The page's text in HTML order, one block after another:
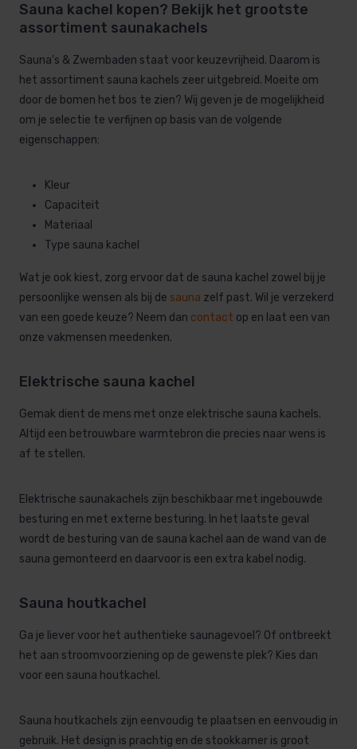
Sauna kachel kopen? Bekijk het grootste
assortiment saunakachels
Sauna’s & Zwembaden staat voor keuzevrijheid. Daarom is
het assortiment sauna kachels zeer uitgebreid. Moeite om
door de bomen het bos te zien? Wij geven je de mogelijkheid
om je selectie te verfijnen op basis van de volgende
eigenschappen:
Kleur
Capaciteit
Materiaal
Type sauna kachel
Wat je ook kiest, zorg ervoor dat de sauna kachel zowel bij je
persoonlijke wensen als bij de sauna zelf past. Wil je verzekerd
van een goede keuze? Neem dan contact op en laat een van
onze vakmensen meedenken.
Elektrische sauna kachel
Gemak dient de mens met onze elektrische sauna kachels.
Altijd een betrouwbare warmtebron die precies naar wens is
af te stellen.
Elektrische saunakachels zijn beschikbaar met ingebouwde
besturing en met externe besturing. In het laatste geval
wordt de besturing van de sauna kachel aan de wand van de
sauna gemonteerd en daarvoor is een extra kabel nodig.
Sauna houtkachel
Ga je liever voor het authentieke saunagevoel? Of ontbreekt
het aan stroomvoorziening op de gewenste plek? Kies dan
voor een sauna houtkachel.
Sauna houtkachels zijn eenvoudig te plaatsen en eenvoudig in
gebruik. Het design is prachtig en de stookkamer is groot